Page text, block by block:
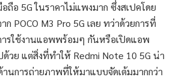
ถือ 5G ในราคาไม่แพงมาก ซึ่งสเปคโดย
POCO M3 Pro 5G เลย ทว่าด้วยการที่
ารใช้งานแอพพร้อมๆ กันหรือเปิดแอพ
วย แต่สิ่งที่ทำให้ Redmi Note 10 5G น่า
านการถ่ายภาพที่ให้มาแบบจัดเต้มมากกว่า